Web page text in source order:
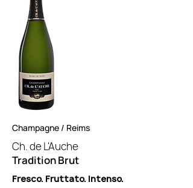
Champagne / Reims
Ch. de L'Auche
Tradition Brut
Fresco. Fruttato. Intenso.